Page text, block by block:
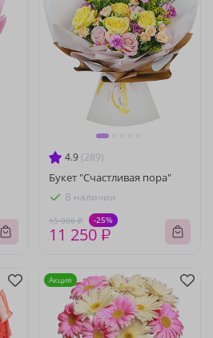
4.9 (289)
Букет "Счастливая пора"
В наличии
15 000 ₽ -25%
11 250 ₽
Акция